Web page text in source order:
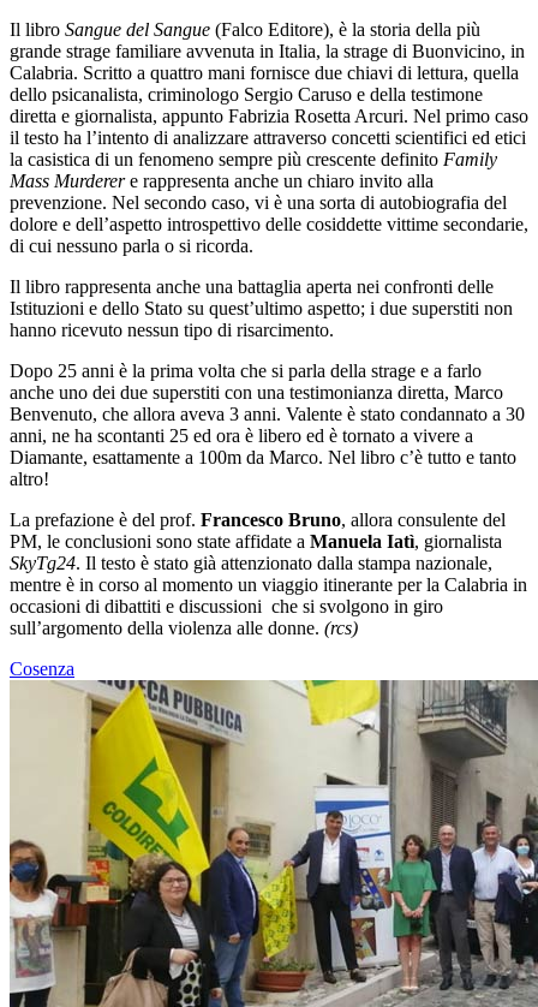
Il libro Sangue del Sangue (Falco Editore), è la storia della più
grande strage familiare avvenuta in Italia, la strage di Buonvicino, in
Calabria. Scritto a quattro mani fornisce due chiavi di lettura, quella
dello psicanalista, criminologo Sergio Caruso e della testimone
diretta e giornalista, appunto Fabrizia Rosetta Arcuri. Nel primo caso
il testo ha l’intento di analizzare attraverso concetti scientifici ed etici
la casistica di un fenomeno sempre più crescente definito Family
Mass Murderere rappresenta anche un chiaro invito alla
prevenzione. Nel secondo caso, vi è una sorta di autobiografia del
dolore e dell’aspetto introspettivo delle cosiddette vittime secondarie,
di cui nessuno parla o si ricorda.
Il libro rappresenta anche una battaglia aperta nei confronti delle
Istituzioni e dello Stato su quest’ultimo aspetto; i due superstiti non
hanno ricevuto nessun tipo di risarcimento.
Dopo 25 anni è la prima volta che si parla della strage e a farlo
anche uno dei due superstiti con una testimonianza diretta, Marco
Benvenuto, che allora aveva 3 anni. Valente è stato condannato a 30
anni, ne ha scontanti 25 ed ora è libero ed è tornato a vivere a
Diamante, esattamente a 100m da Marco. Nel libro c’è tutto e tanto
altro!
La prefazione è del prof. Francesco Bruno, allora consulente del
PM, le conclusioni sono state affidate a Manuela Iatì, giornalista
SkyTg24. Il testo è stato già attenzionato dalla stampa nazionale,
mentre è in corso al momento un viaggio itinerante per la Calabria in
occasioni di dibattiti e discussioni che si svolgono in giro
sull’argomento della violenza alle donne. (rcs)
Cosenza